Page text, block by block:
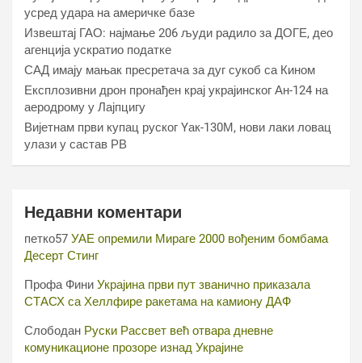
усред удара на америчке базе
Извештај ГАО: најмање 206 људи радило за ДОГЕ, део
агенција ускратио податке
САД имају мањак пресретача за дуг сукоб са Кином
Експлозивни дрон пронађен крај украјинског Ан-124 на
аеродрому у Лајпцигу
Вијетнам први купац руског Yак-130М, нови лаки ловац
улази у састав РВ
Недавни коментари
петко57 УАЕ опремили Мираге 2000 вођеним бомбама
Десерт Стинг
Профа Фини Украјина први пут званично приказала
СТАСХ са Хеллфире ракетама на камиону ДАФ
Слободан Руски Рассвет већ отвара дневне
комуникационе прозоре изнад Украјине